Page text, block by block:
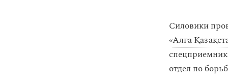
Силовики
«Алға
отдел по